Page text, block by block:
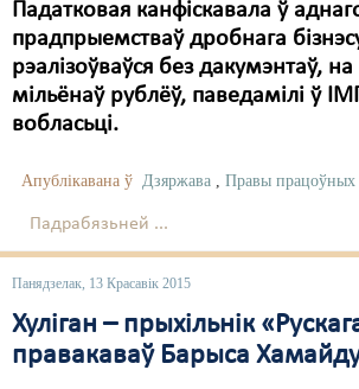
Падатковая канфіскавала ў
прадпрыемстваў дробнага
рэалізоўваўся без дакумэнтаў,
мільёнаў рублёў, паведамілі ў
вобласьці.
Апублікавана ў Дзяржава , Правы працоўных
Падрабязьней ...
Панядзелак, 13 Красавік 2015
Хуліган – прыхільнік
правакаваў Барыса